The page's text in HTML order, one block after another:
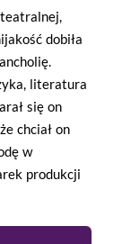
dobiła
literatura
się on
chciał on
w
produkcji